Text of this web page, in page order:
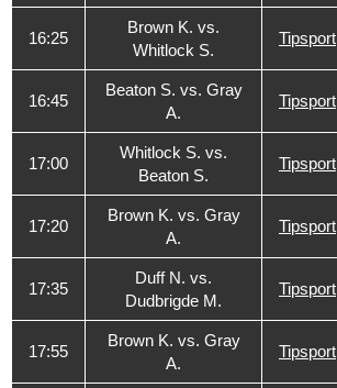
16:25
Brown K. vs.
Whitlock S.
Tipsport
16:45
Beaton S. vs. Gray
A.
Tipsport
17:00
Whitlock S. vs.
Beaton S.
Tipsport
17:20
Brown K. vs. Gray
A.
Tipsport
17:35
Duff N. vs.
Dudbrigde M.
Tipsport
17:55
Brown K. vs. Gray
A.
Tipsport